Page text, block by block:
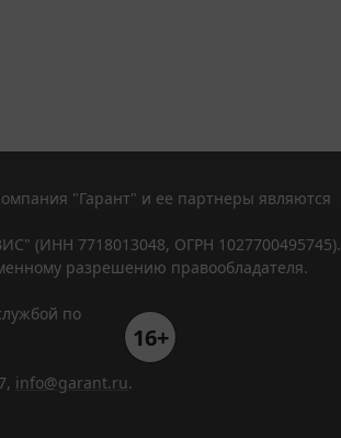
"Гарант" и ее партнеры являются
(ИНН 7718013048, ОГРН 1027700495745).
разрешению правообладателя.
по
16+
info@garant.ru.